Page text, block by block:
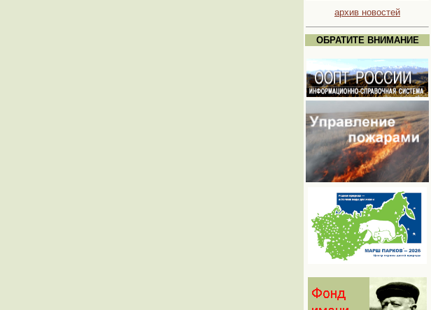
архив новостей
ОБРАТИТЕ ВНИМАНИЕ